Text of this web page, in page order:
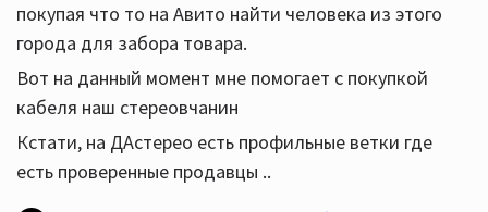
покупая что то на Авито найти человека из этого
города для забора товара.
Вот на данный момент мне помогает с покупкой
кабеля наш стереовчанин
Кстати, на ДАстерео есть профильные ветки где
есть проверенные продавцы ..